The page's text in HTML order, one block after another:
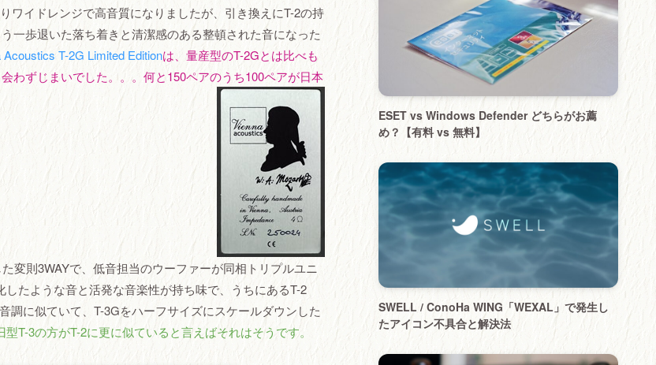
ワイドレンジで高音質になりましたが、引き換えにT-2の持
一歩退いた落ち着きと清潔感のある整頓された音になった
Acoustics T-2G Limited Editionは、量産型のT-2Gとは比べも
わずじまいでした。。。何と150ペアのうち100ペアが日本
変則3WAYで、低音担当のウーファーが同相トリプルユニ
たような音と活発な音楽性が持ち味で、うちにあるT-2
調に似ていて、T-3Gをハーフサイズにスケールダウンした
T-3の方がT-2に更に似ていると言えばそれはそうです。
ESET vs Windows Defender どちらがお薦
め？【有料 vs 無料】
SWELL / ConoHa WING「WEXAL」で発生し
たアイコン不具合と解決法